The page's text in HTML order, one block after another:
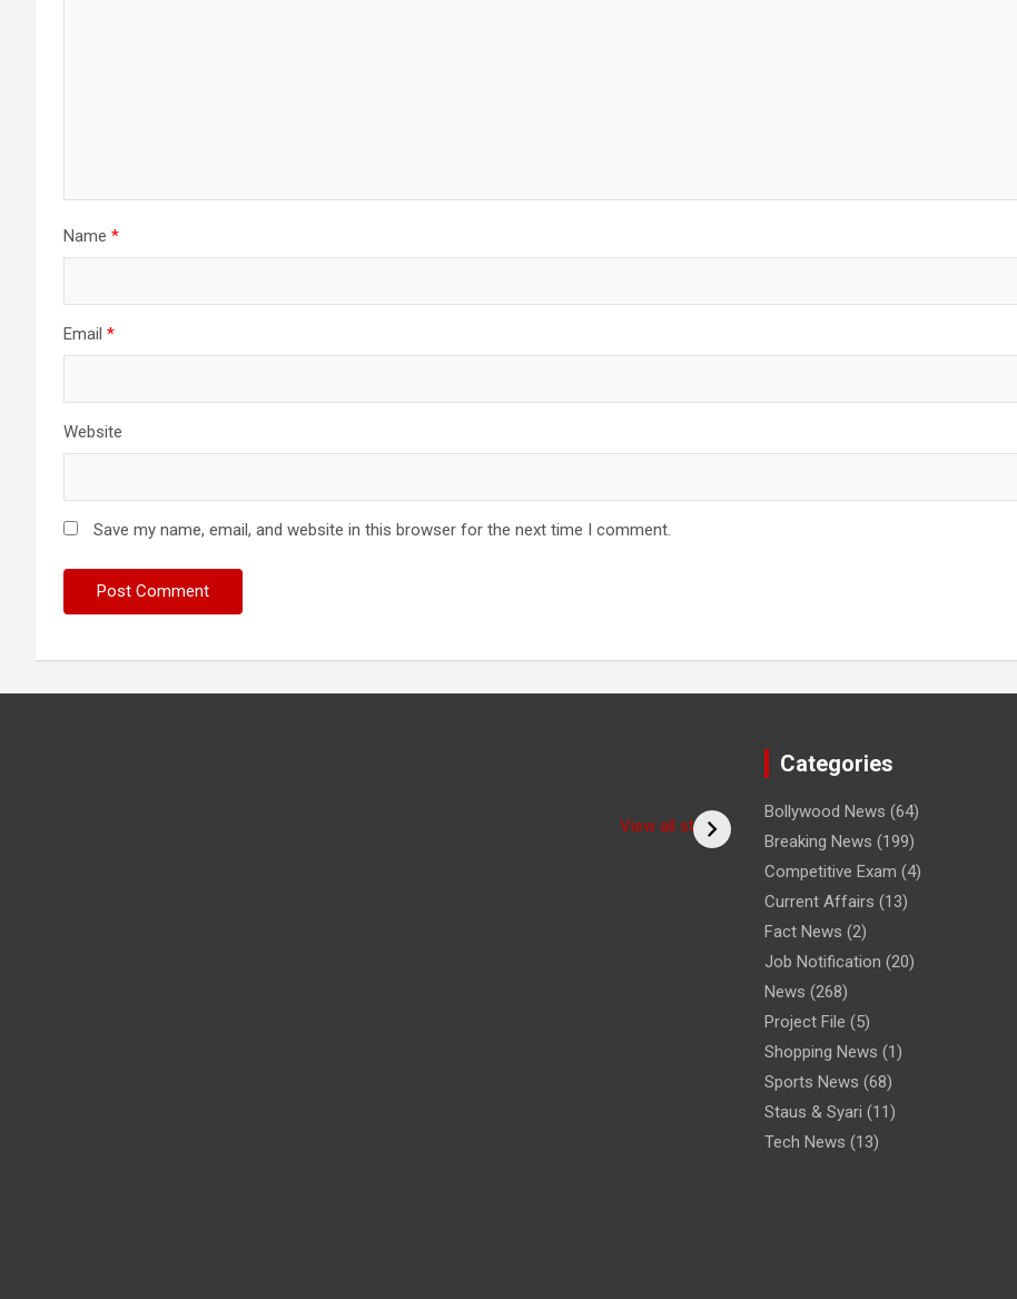
Name *
Email *
Website
Save my name, email, and website in this browser for the next time I comment.
View all stories
(Bitiya) बिटिया
/ 5 Ways to
Overcome Shyness
Roy Ji Zone
Categories
Bollywood News (64)
Breaking News (199)
Competitive Exam (4)
Current Affairs (13)
Fact News (2)
Job Notification (20)
News (268)
Project File (5)
Shopping News (1)
Sports News (68)
Staus & Syari (11)
Tech News (13)